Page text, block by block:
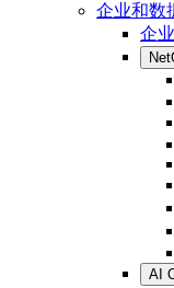
企业和数
企
AI